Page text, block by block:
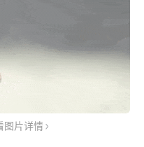
图片详情